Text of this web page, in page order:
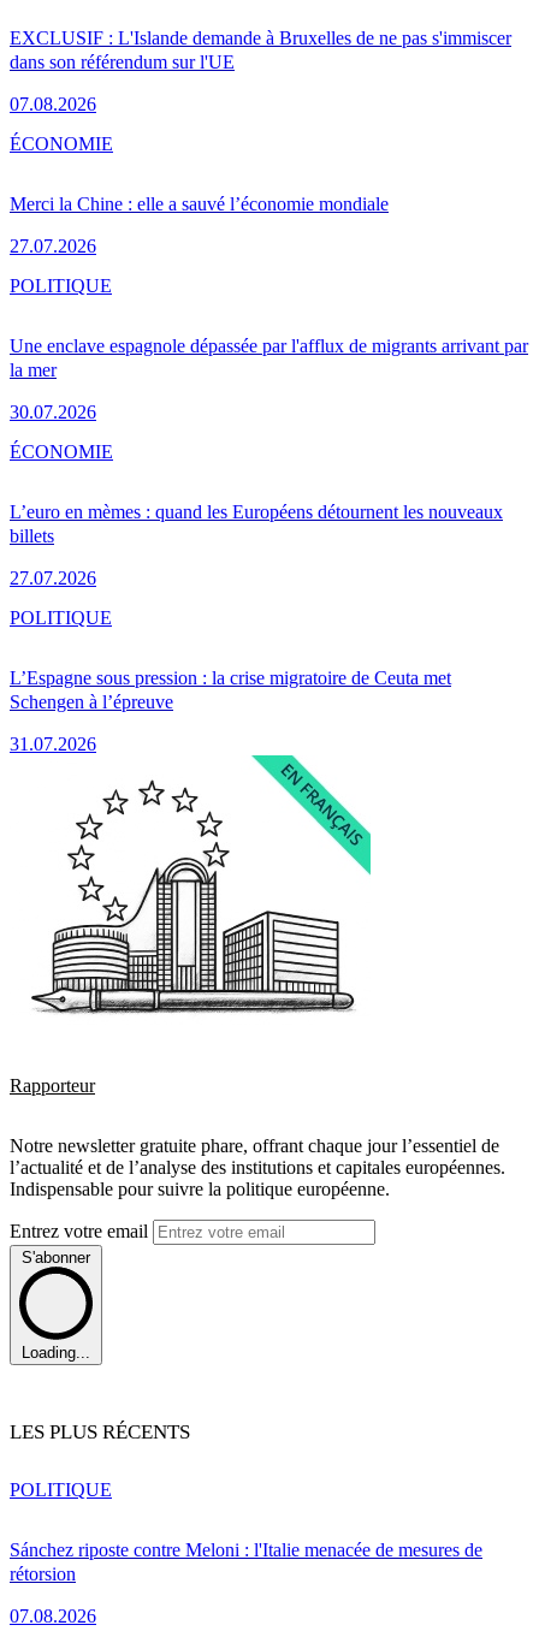
EXCLUSIF : L'Islande demande à Bruxelles de ne pas s'immiscer
dans son référendum sur l'UE
07.08.2026
Merci la Chine : elle a sauvé l’économie mondiale
27.07.2026
ÉCONOMIE
Une enclave espagnole dépassée par l'afflux de migrants arrivant par
la mer
30.07.2026
POLITIQUE
L’euro en mèmes : quand les Européens détournent les nouveaux
billets
27.07.2026
ÉCONOMIE
L’Espagne sous pression : la crise migratoire de Ceuta met
Schengen à l’épreuve
31.07.2026
POLITIQUE
Rapporteur
Notre newsletter gratuite phare, offrant chaque jour l’essentiel de
l’actualité et de l’analyse des institutions et capitales européennes.
Indispensable pour suivre la politique européenne.
Entrez votre email
S'abonner
Loading...
LES PLUS RÉCENTS
Sánchez riposte contre Meloni : l'Italie menacée de mesures de
rétorsion
07.08.2026
POLITIQUE